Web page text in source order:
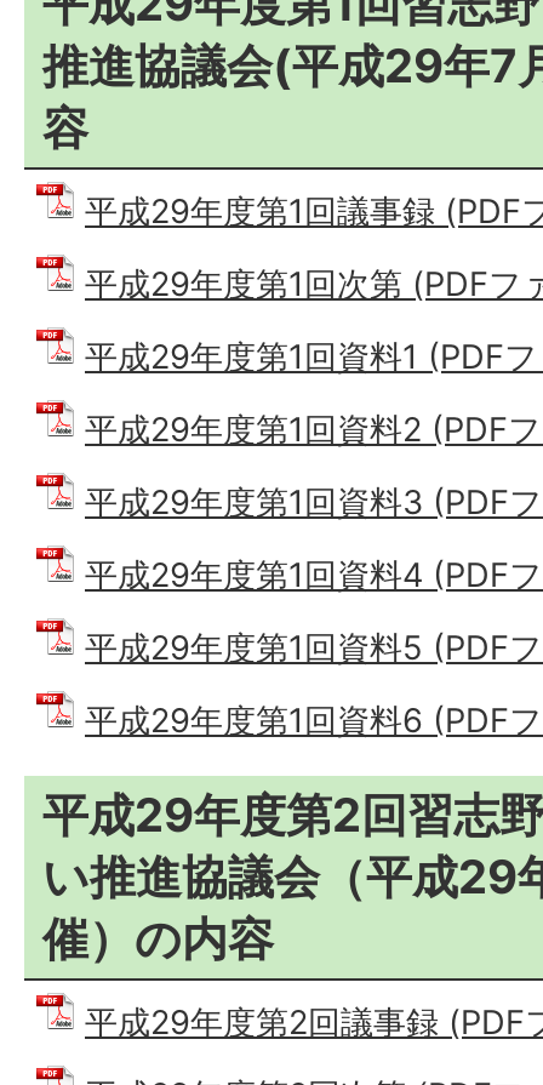
推進協議会(平成29年7
容
平成29年度第1回議事録 (PDF
平成29年度第1回次第 (PDFフ
平成29年度第1回資料1 (PDF
平成29年度第1回資料2 (PDF
平成29年度第1回資料3 (PDF
平成29年度第1回資料4 (PDF
平成29年度第1回資料5 (PDF
平成29年度第1回資料6 (PDF
平成29年度第2回習志
い推進協議会（平成29
催）の内容
平成29年度第2回議事録 (PDF